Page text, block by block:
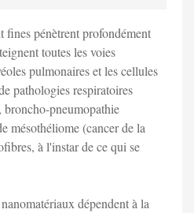
fines pénètrent profondément
toutes les voies
pulmonaires et les cellules
pathologies respiratoires
pneumopathie
mésothéliome (cancer de la
à l'instar de ce qui se
dépendent à la